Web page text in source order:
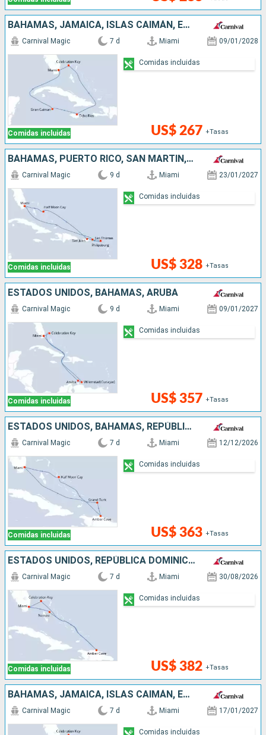
BAHAMAS, JAMAICA, ISLAS CAIMÁN, ESTADOS UNIDOS
Comidas incluidas
Carnival Magic 7 d Miami 09/01/2028
US$ 267 +Tasas
Comidas incluidas
BAHAMAS, PUERTO RICO, SAN MARTÍN, ESTADOS UNIDOS
Comidas incluidas
Carnival Magic 9 d Miami 23/01/2027
US$ 328 +Tasas
Comidas incluidas
ESTADOS UNIDOS, BAHAMAS, ARUBA
Comidas incluidas
Carnival Magic 9 d Miami 09/01/2027
US$ 357 +Tasas
Comidas incluidas
ESTADOS UNIDOS, BAHAMAS, REPÚBLICA DOMINICANA
Comidas incluidas
Carnival Magic 7 d Miami 12/12/2026
US$ 363 +Tasas
Comidas incluidas
ESTADOS UNIDOS, REPÚBLICA DOMINICANA, BAHAMAS
Comidas incluidas
Carnival Magic 7 d Miami 30/08/2026
US$ 382 +Tasas
Comidas incluidas
BAHAMAS, JAMAICA, ISLAS CAIMÁN, ESTADOS UNIDOS
Carnival Magic 7 d Miami 17/01/2027
Comidas incluidas